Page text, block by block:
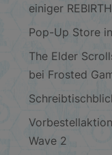
einiger
Pop-Up Store
The Elder
bei Frosted
Wave 2